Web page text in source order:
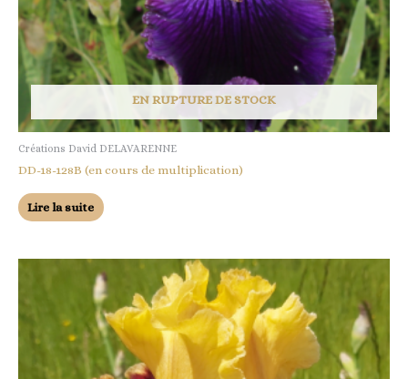
EN RUPTURE DE STOCK
Créations David DELAVARENNE
DD-18-128B (en cours de multiplication)
Lire la suite